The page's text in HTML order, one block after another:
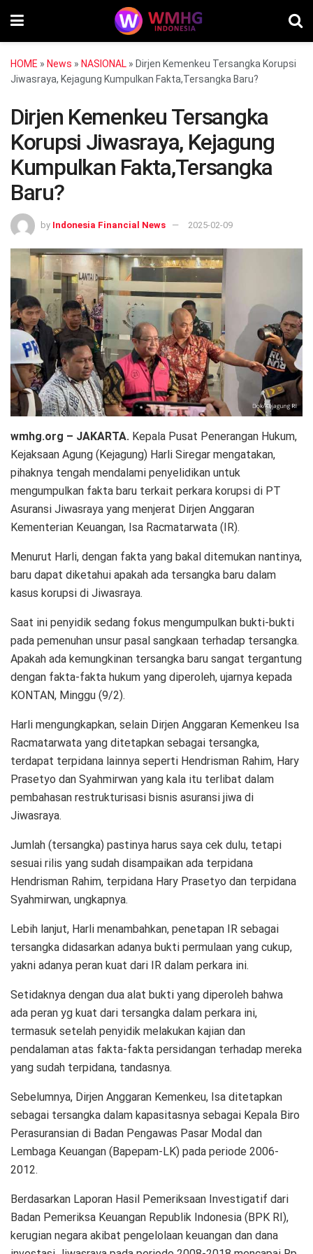
HOME » News » NASIONAL » Dirjen Kemenkeu Tersangka Korupsi
Jiwasraya, Kejagung Kumpulkan Fakta,Tersangka Baru?
Dirjen Kemenkeu Tersangka
Korupsi Jiwasraya, Kejagung
Kumpulkan Fakta,Tersangka
Baru?
by Indonesia Financial News 2025-02-09
wmhg.org – JAKARTA. Kepala Pusat Penerangan Hukum,
Kejaksaan Agung (Kejagung) Harli Siregar mengatakan,
pihaknya tengah mendalami penyelidikan untuk
mengumpulkan fakta baru terkait perkara korupsi di PT
Asuransi Jiwasraya yang menjerat Dirjen Anggaran
Kementerian Keuangan, Isa Racmatarwata (IR).
Menurut Harli, dengan fakta yang bakal ditemukan nantinya,
baru dapat diketahui apakah ada tersangka baru dalam
kasus korupsi di Jiwasraya.
Saat ini penyidik sedang fokus mengumpulkan bukti-bukti
pada pemenuhan unsur pasal sangkaan terhadap tersangka.
Apakah ada kemungkinan tersangka baru sangat tergantung
dengan fakta-fakta hukum yang diperoleh, ujarnya kepada
KONTAN, Minggu (9/2).
Harli mengungkapkan, selain Dirjen Anggaran Kemenkeu Isa
Racmatarwata yang ditetapkan sebagai tersangka,
terdapat terpidana lainnya seperti Hendrisman Rahim, Hary
Prasetyo dan Syahmirwan yang kala itu terlibat dalam
pembahasan restrukturisasi bisnis asuransi jiwa di
Jiwasraya.
Jumlah (tersangka) pastinya harus saya cek dulu, tetapi
sesuai rilis yang sudah disampaikan ada terpidana
Hendrisman Rahim, terpidana Hary Prasetyo dan terpidana
Syahmirwan, ungkapnya.
Lebih lanjut, Harli menambahkan, penetapan IR sebagai
tersangka didasarkan adanya bukti permulaan yang cukup,
yakni adanya peran kuat dari IR dalam perkara ini.
Setidaknya dengan dua alat bukti yang diperoleh bahwa
ada peran yg kuat dari tersangka dalam perkara ini,
termasuk setelah penyidik melakukan kajian dan
pendalaman atas fakta-fakta persidangan terhadap mereka
yang sudah terpidana, tandasnya.
Sebelumnya, Dirjen Anggaran Kemenkeu, Isa ditetapkan
sebagai tersangka dalam kapasitasnya sebagai Kepala Biro
Perasuransian di Badan Pengawas Pasar Modal dan
Lembaga Keuangan (Bapepam-LK) pada periode 2006-
2012.
Berdasarkan Laporan Hasil Pemeriksaan Investigatif dari
Badan Pemeriksa Keuangan Republik Indonesia (BPK RI),
kerugian negara akibat pengelolaan keuangan dan dana